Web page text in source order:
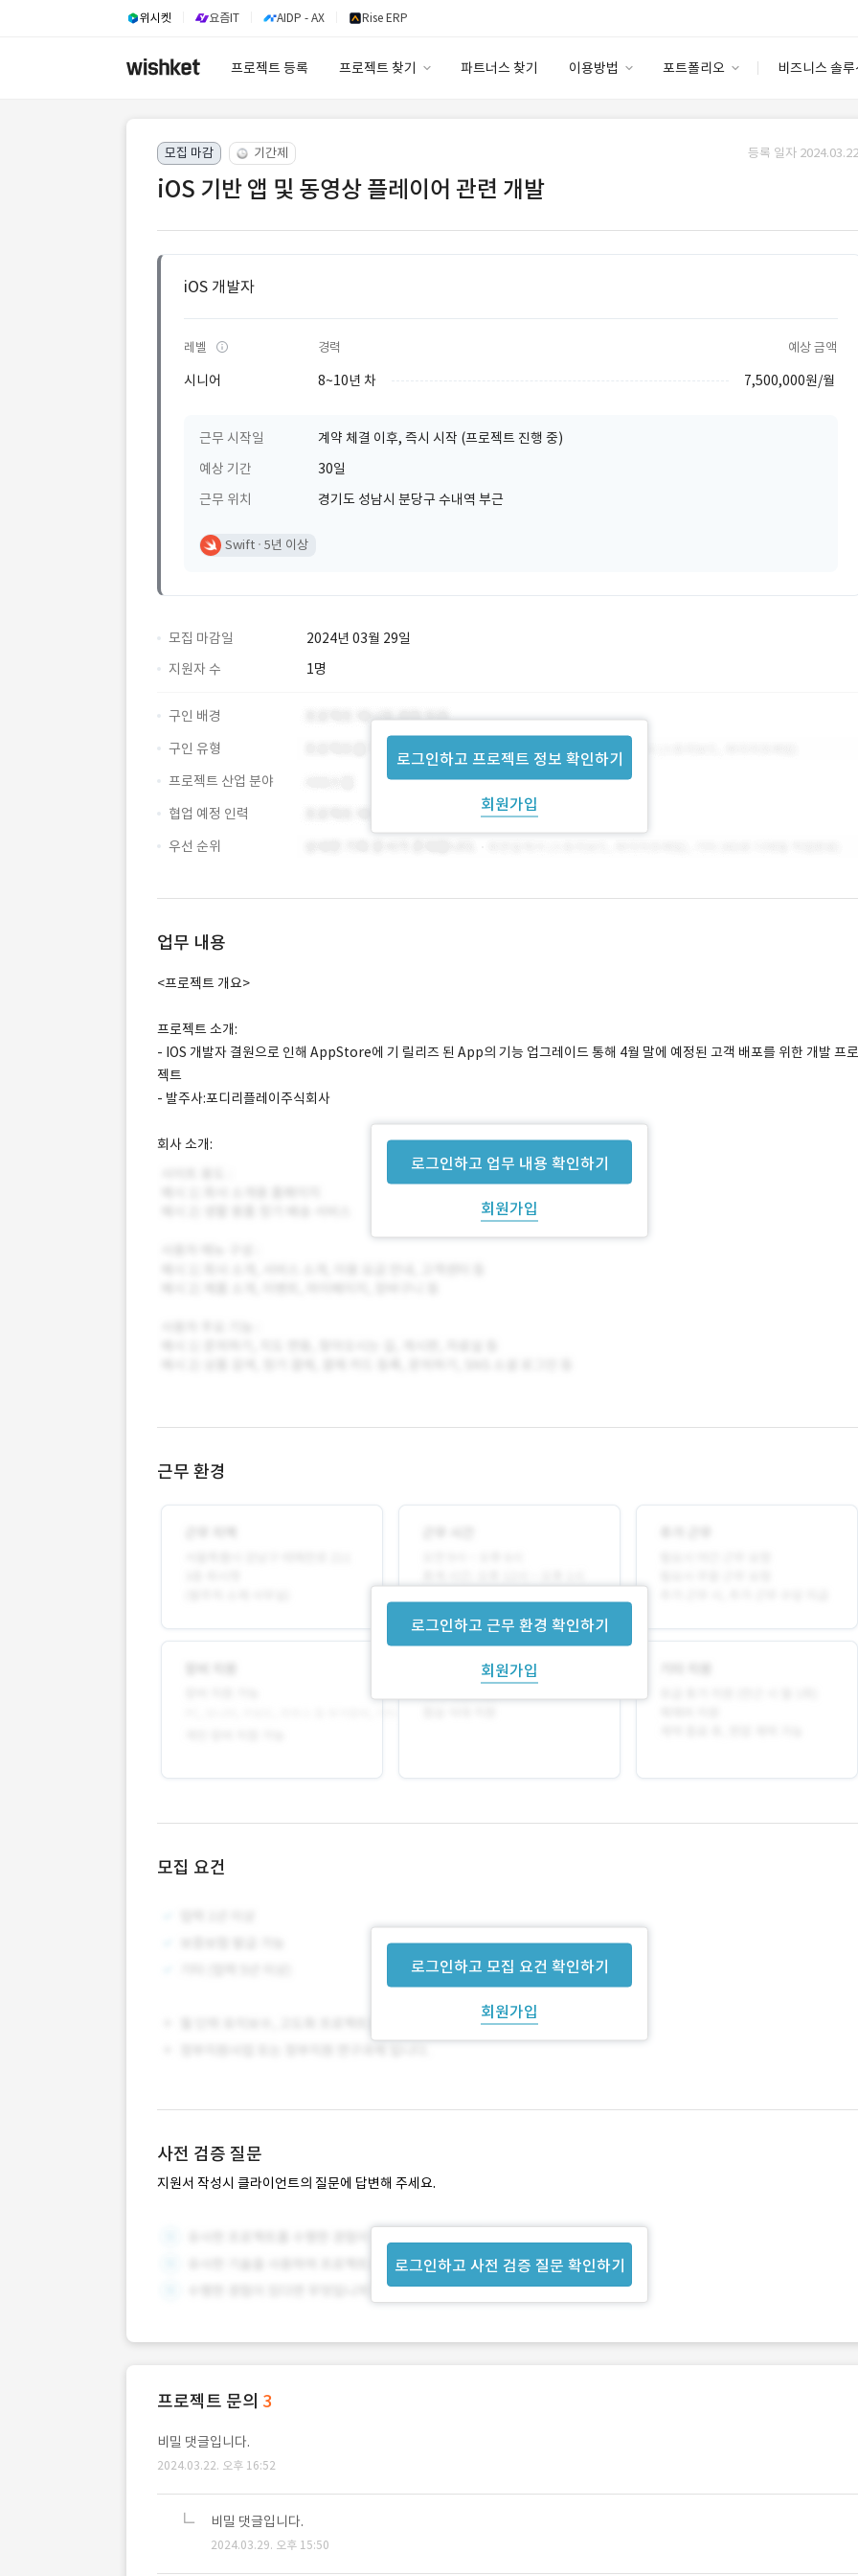
위시켓 요즘IT AIDP - AX Rise ERP
프로젝트 등록 프로젝트 찾기 파트너스 찾기 이용방법 포트폴리오 비즈니스 솔
안심 코드 케어
모집 마감 기간제 등록 일자
iOS 기반 앱 및 동영상 플레이어 관련 개발
iOS 개발자
레벨 경력 예상 금액
시니어 8~10년 차 7,500,000원/월
근무 시작일
계약 체결 이후, 즉시 시작 (프로젝트 진행 중)
예상 기간
30일
근무 위치
경기도 성남시 분당구 수내역 부근
Swift 5년 이상
모집 마감일
2024년 03월 29일
지원자 수
1명
로그인하고 프로젝트 정보 확인하기
회원가입
구인 배경
구인 유형
프로젝트 산업 분야
협업 예정 인력
우선 순위
업무 내용
로그인하고 업무 내용 확인하기
회원가입
<프로젝트 개요>
프로젝트 소개:
- IOS 개발자 결원으로 인해 AppStore에 기 릴리즈 된 App의 기능 업그레이드 통해 4월 말에 예정된 고객 배포를 위한 개발 프로
젝트
- 발주사:포디리플레이주식회사
회사 소개:
근무 환경
로그인하고 근무 환경 확인하기
회원가입
모집 요건
로그인하고 모집 요건 확인하기
회원가입
사전 검증 질문
지원서 작성시 클라이언트의 질문에 답변해 주세요.
로그인하고 사전 검증 질문 확인하기
프로젝트 문의 3
비밀 댓글입니다.
2024.03.22. 오후 16:52
비밀 댓글입니다.
2024.03.29. 오후 15:50